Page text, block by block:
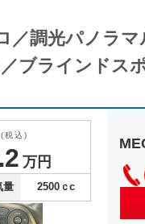
調光パノラマ
ブラインドス
(税込)
2 万円
量 2500 ｃc